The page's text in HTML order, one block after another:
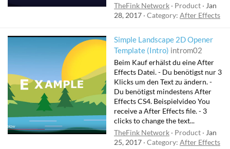
TheFink Network
Product
Jan
28, 2017 Category: After Effects
Simple Landscape 2D Opener
Template (Intro) introm02
Beim Kauf erhälst du eine After
Effects Datei. - Du benötigst nur 3
Klicks um den Text zu ändern. -
Du benötigst mindestens After
Effects CS4. Beispielvideo You
receive a After Effects file. - 3
clicks to change the text...
TheFink Network
Product
Jan
25, 2017 Category: After Effects